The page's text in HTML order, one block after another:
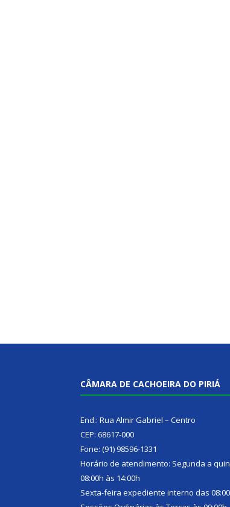
CÂMARA DE CACHOEIRA DO PIRIÁ
End.: Rua Almir Gabriel – Centro
CEP: 68617-000
Fone: (91) 98596-1331
Horário de atendimento: Segunda a
08:00h às 14:00h
Sexta-feira expediente interno das